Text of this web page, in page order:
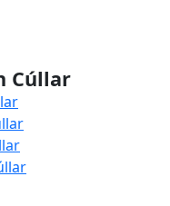
Cúllar